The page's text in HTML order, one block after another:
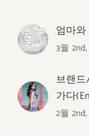
엄마
3월
브랜
가다
2월